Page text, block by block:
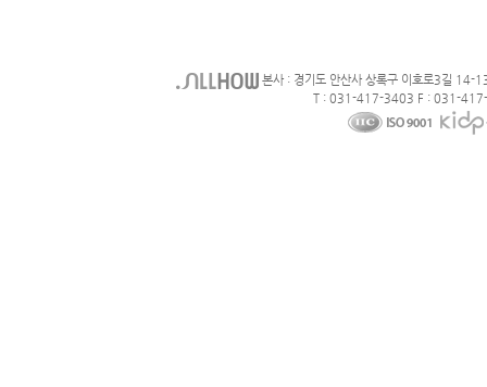
본사 : 경기도 안산사 상록구 이호로3길 14-
T : 031-417-3403 F : 031-